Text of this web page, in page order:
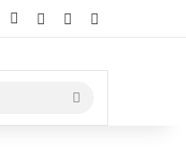
YouTubeInstagram
Entrar Artigo aleatório
por